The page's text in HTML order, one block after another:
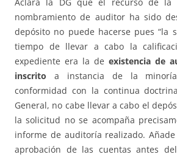
Aclara la DG que el recurso de la
nombramiento de auditor ha sido
depósito no puede hacerse pues “la
tiempo de llevar a cabo la
expediente era la de existencia de
inscrito a instancia de la
conformidad con la continua
General, no cabe llevar a cabo el
la solicitud no se acompaña
informe de auditoría realizado.
aprobación de las cuentas antes